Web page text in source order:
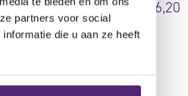
partners voor social
die u aan ze heeft
282,20 176,20
aanbieding